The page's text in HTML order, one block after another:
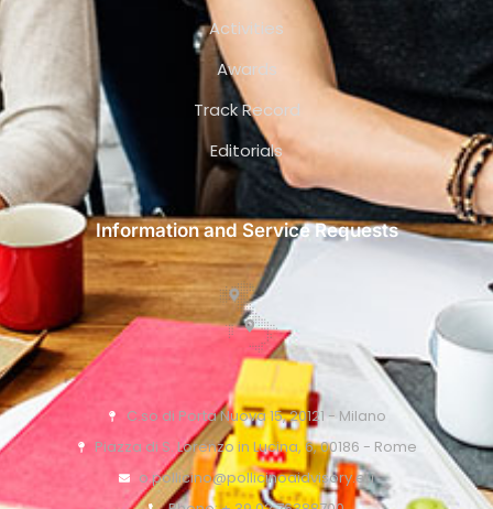
Activities
Awards
Track Record
Editorials
Information and Service Requests
C.so di Porta Nuova 15, 20121 - Milano
Piazza di S. Lorenzo in Lucina, 6, 00186 - Rome
o.pollicino@pollicinoaidvisory.eu